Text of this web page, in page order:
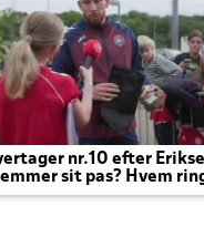
nr.10 efter
sit pas? Hvem
altid til efter kampe?